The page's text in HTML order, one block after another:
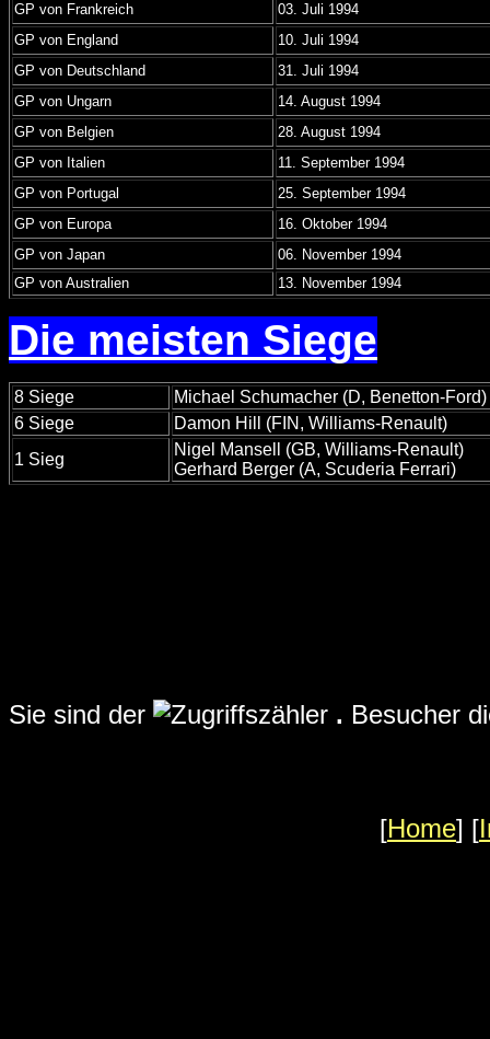
GP von Frankreich
03. Juli 1994
GP von England
10. Juli 1994
GP von Deutschland
31. Juli 1994
GP von Ungarn
14. August 1994
GP von Belgien
28. August 1994
GP von Italien
11. September 1994
GP von Portugal
25. September 1994
GP von Europa
16. Oktober 1994
GP von Japan
06. November 1994
GP von Australien
13. November 1994
Die meisten Siege
8 Siege
Michael Schumacher (D, Benetton-Ford)
6 Siege
Damon Hill (FIN, Williams-Renault)
1 Sieg
Nigel Mansell (GB, Williams-Renault)
Gerhard Berger (A, Scuderia Ferrari)
Sie sind der . Besucher
[Home] [